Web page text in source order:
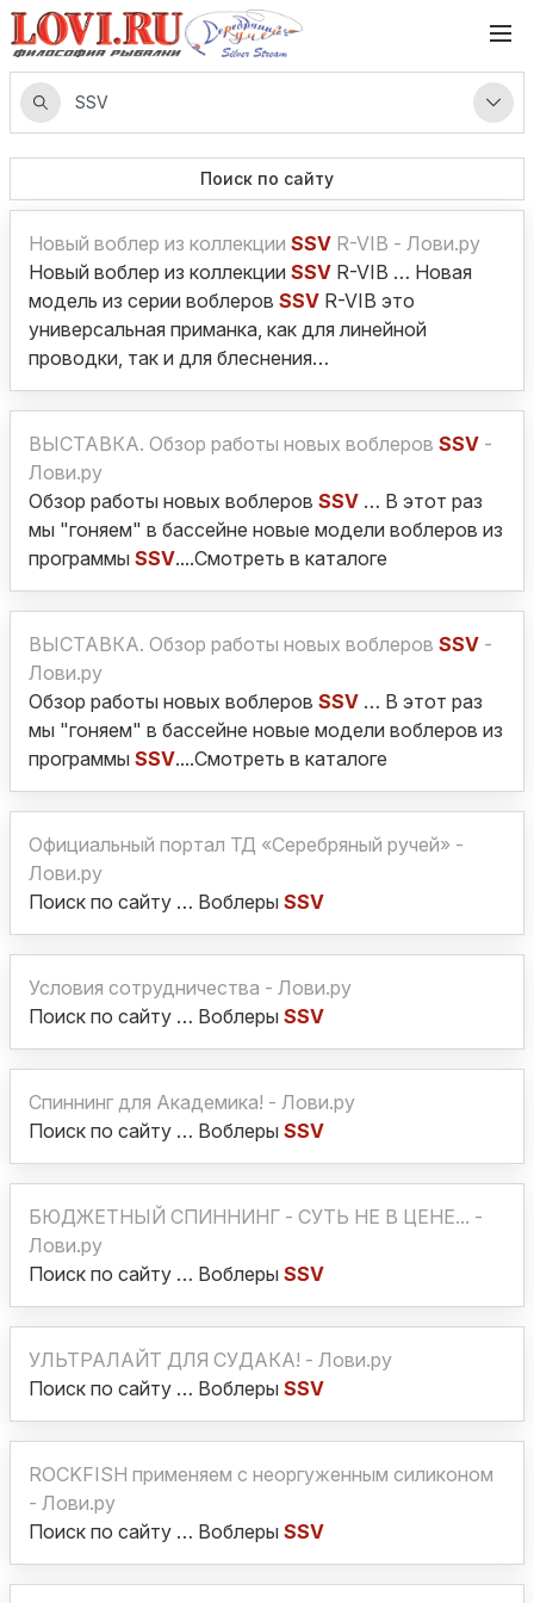
Поиск по сайту
Новый воблер из коллекции SSV R-VIB - Лови.ру
Новый воблер из коллекции SSV R-VIB … Новая
модель из серии воблеров SSV R-VIB это
универсальная приманка, как для линейной
проводки, так и для блеснения…
ВЫСТАВКА. Обзор работы новых воблеров SSV -
Лови.ру
Обзор работы новых воблеров SSV … В этот раз
мы "гоняем" в бассейне новые модели воблеров из
программы SSV....Смотреть в каталоге
ВЫСТАВКА. Обзор работы новых воблеров SSV -
Лови.ру
Обзор работы новых воблеров SSV … В этот раз
мы "гоняем" в бассейне новые модели воблеров из
программы SSV....Смотреть в каталоге
Официальный портал ТД «Серебряный ручей» -
Лови.ру
Поиск по сайту … Воблеры SSV
Условия сотрудничества - Лови.ру
Поиск по сайту … Воблеры SSV
Спиннинг для Академика! - Лови.ру
Поиск по сайту … Воблеры SSV
БЮДЖЕТНЫЙ СПИННИНГ - СУТЬ НЕ В ЦЕНЕ... -
Лови.ру
Поиск по сайту … Воблеры SSV
УЛЬТРАЛАЙТ ДЛЯ СУДАКА! - Лови.ру
Поиск по сайту … Воблеры SSV
ROCKFISH применяем с неоргуженным силиконом
- Лови.ру
Поиск по сайту … Воблеры SSV